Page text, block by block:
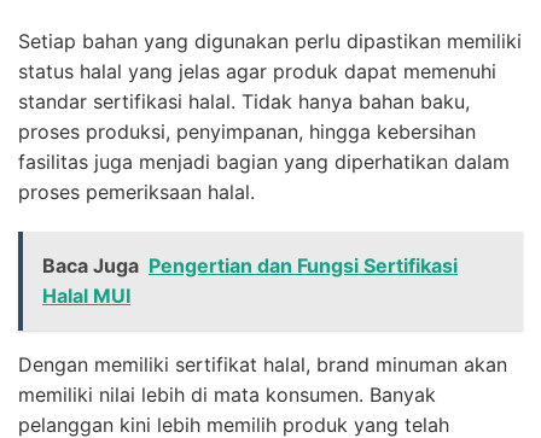
Setiap bahan yang digunakan perlu dipastikan memiliki
status halal yang jelas agar produk dapat memenuhi
standar sertifikasi halal. Tidak hanya bahan baku,
proses produksi, penyimpanan, hingga kebersihan
fasilitas juga menjadi bagian yang diperhatikan dalam
proses pemeriksaan halal.
Baca Juga Pengertian dan Fungsi Sertifikasi
Halal MUI
Dengan memiliki sertifikat halal, brand minuman akan
memiliki nilai lebih di mata konsumen. Banyak
pelanggan kini lebih memilih produk yang telah